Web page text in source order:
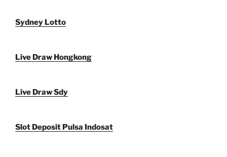
Sydney Lotto
Live Draw Hongkong
Live Draw Sdy
Slot Deposit Pulsa Indosat